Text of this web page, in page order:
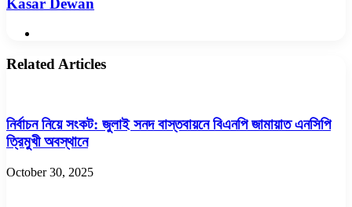
Related Articles
নির্বাচন নিয়ে সংকট: জুলাই সনদ বাস্তবায়নে বিএনপি জামায়াত এনসিপি
ত্রিমুখী অবস্থানে
October 30, 2025